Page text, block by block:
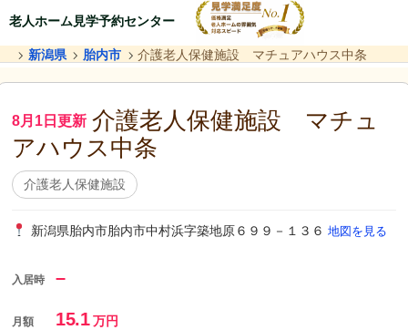
老人ホーム見学予約センター
新潟県 胎内市 介護老人保健施設 マチュアハウス中条
8月1日更新 介護老人保健施設 マチュ
アハウス中条
介護老人保健施設
新潟県胎内市胎内市中村浜字築地原６９９－１３６ 地図を見る
入居時 –
月額 15.1万円